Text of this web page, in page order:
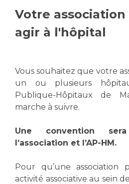
Tarifs
Vous accompagnez, vous
à réaliser
Vous avez une analyse à
Vous venez en consultation
Infos COVID-19
Vivre ensemble à
Emploi / formation
Emplois médicaux
Espace Formation
Étudiants hospitaliers
Emplois divers
Emplois socio-éducatifs
Stages paramédicaux
Votre
agir à l'hôpital
Vous souhaitez que votre
un ou plusieurs
Publique-Hôpitaux de
marche à suivre.
Une convention
l’association et l’AP-HM.
Pour qu’une association
activité associative au sein